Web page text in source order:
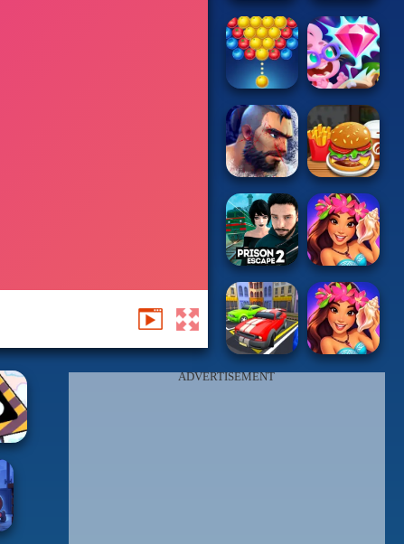
ADVERTISEMENT